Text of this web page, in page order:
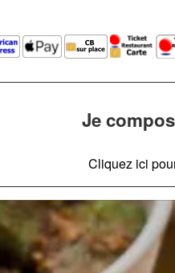
Je
Cliquez ici